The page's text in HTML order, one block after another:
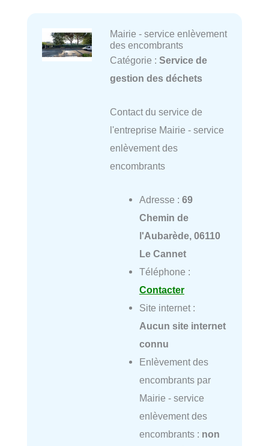
Mairie - service enlèvement
des encombrants
Catégorie : Service de
gestion des déchets
Contact du service de
l'entreprise Mairie - service
enlèvement des
encombrants
Adresse : 69
Chemin de
l'Aubarède, 06110
Le Cannet
Téléphone :
Contacter
Site internet :
Aucun site internet
connu
Enlèvement des
encombrants par
Mairie - service
enlèvement des
encombrants : non